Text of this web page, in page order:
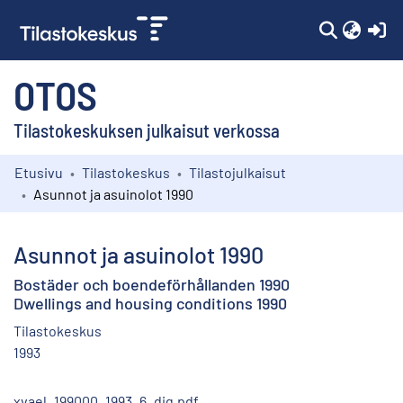
OTOS
Tilastokeskuksen julkaisut verkossa
Kokoelmat
Etusivu Tilastokeskus
Tilastojulkaisut
Asunnot ja asuinolot 1990
Asunnot ja asuinolot 1990
Bostäder och boendeförhållanden 1990
Dwellings and housing conditions 1990
Tilastokeskus
1993